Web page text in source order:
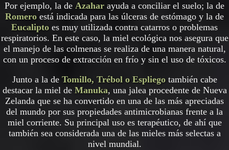
Por ejemplo, la de Azahar ayuda a conciliar el suelo; la de
Romero está indicada para las úlceras de estómago y la de
Eucalipto es muy utilizada contra catarros o problemas
respiratorios. En este caso, la miel ecológica nos asegura que
el manejo de las colmenas se realiza de una manera natural,
con un proceso de extracción en frío y sin el uso de tóxicos.
Junto a la de Tomillo, Trébol o Espliegotambién cabe
destacar la miel de Manuka, una jalea procedente de Nueva
Zelanda que se ha convertido en una de las más apreciadas
del mundo por sus propiedades antimicrobianas frente a la
miel corriente. Su principal uso es terapéutico, de ahí que
también sea considerada una de las mieles más selectas a
nivel mundial.